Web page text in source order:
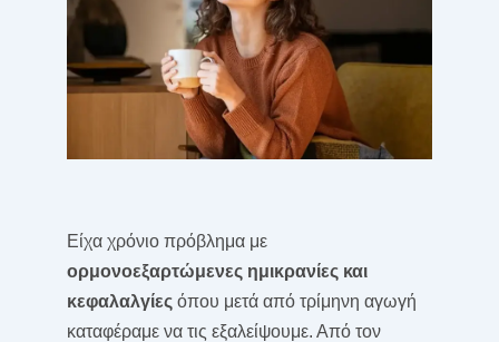
Είχα χρόνιο πρόβλημα με
ορμονοεξαρτώμενες ημικρανίες και
κεφαλαλγίες όπου μετά από τρίμηνη αγωγή
καταφέραμε να τις εξαλείψουμε. Από τον